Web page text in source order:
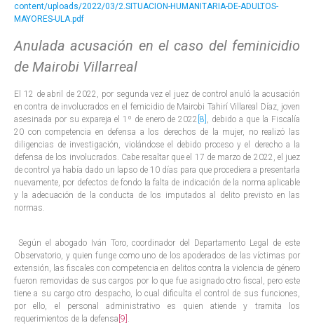
content/uploads/2022/03/2.SITUACION-HUMANITARIA-DE-ADULTOS-
MAYORES-ULA.pdf
Anulada acusación en el caso del feminicidio
de Mairobi Villarreal
El 12 de abril de 2022, por segunda vez el juez de control anuló la acusación
en contra de involucrados en el femicidio de Mairobi Tahirí Villareal Díaz, joven
asesinada por su expareja el 1º de enero de 2022 [8]
, debido a que la Fiscalía
20 con competencia en defensa a los derechos de la mujer, no realizó las
diligencias de investigación, violándose el debido proceso y el derecho a la
defensa de los involucrados. Cabe resaltar que el 17 de marzo de 2022, el juez
de control ya había dado un lapso de 10 días para que procediera a presentarla
nuevamente, por defectos de fondo la falta de indicación de la norma aplicable
y la adecuación de la conducta de los imputados al delito previsto en las
normas.
Según el abogado Iván Toro, coordinador del Departamento Legal de este
Observatorio, y quien funge como uno de los apoderados de las víctimas por
extensión, las fiscales con competencia en delitos contra la violencia de género
fueron removidas de sus cargos por lo que fue asignado otro fiscal, pero este
tiene a su cargo otro despacho, lo cual dificulta el control de sus funciones,
por ello, el personal administrativo es quien atiende y tramita los
requerimientos de la defensa [9] .